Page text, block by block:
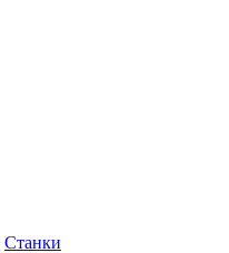
Станки